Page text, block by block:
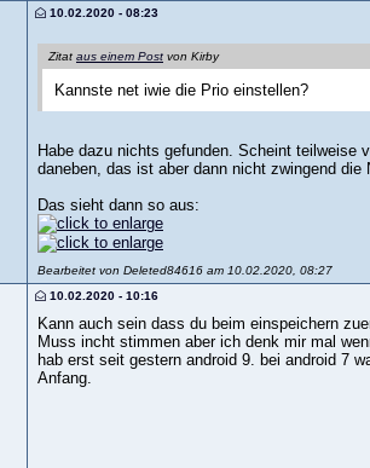
10.02.2020 - 08:23
Zitat aus einem Post von Kirby
Kannste net iwie die Prio einstellen?
Habe dazu nichts gefunden. Scheint teilweise
daneben, das ist aber dann nicht zwingend
Das sieht dann so aus:
Bearbeitet von Deleted84616 am 10.02.2020, 08:27
10.02.2020 - 10:16
Kann auch sein dass du beim einspeichern
Muss incht stimmen aber ich denk mir mal
hab erst seit gestern android 9. bei android 7
Anfang.